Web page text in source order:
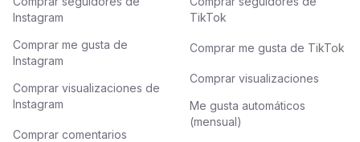
Instagram
Comprar me gusta de
Instagram
Comprar visualizaciones de
Instagram
Comprar comentarios
TikTok
Comprar me gusta de TikTok
Comprar visualizaciones
Me gusta automáticos
(mensual)